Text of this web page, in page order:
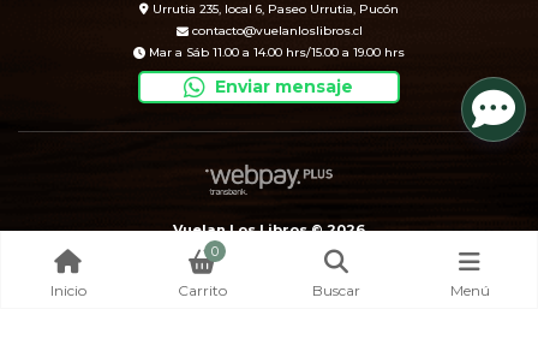
Urrutia 235, local 6, Paseo Urrutia, Pucón
contacto@vuelanloslibros.cl
Mar a Sáb 11.00 a 14.00 hrs/15.00 a 19.00 hrs
Enviar mensaje
Vuelan Los Libros © 2026
Creado por
Bsale
Inicio
0
Carrito Buscar Menú